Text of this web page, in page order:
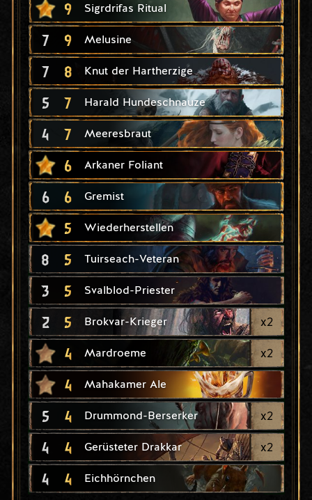
9 Sigrdrifas Ritual
7 9 Melusine
7 8 Knut der Hartherzige
5 7 Harald Hundeschnauze
4 7 Meeresbraut
6 Arkaner Foliant
6 6 Gremist
5 Wiederherstellen
8 5 Tuirseach-Veteran
3 5 Svalblod-Priester
2 5 Brokvar-Krieger x2
4 Mardroeme x2
4 Mahakamer Ale
5 4 Drummond-Berserker x2
4 4 Gerüsteter Drakkar x2
4 4 Eichhörnchen